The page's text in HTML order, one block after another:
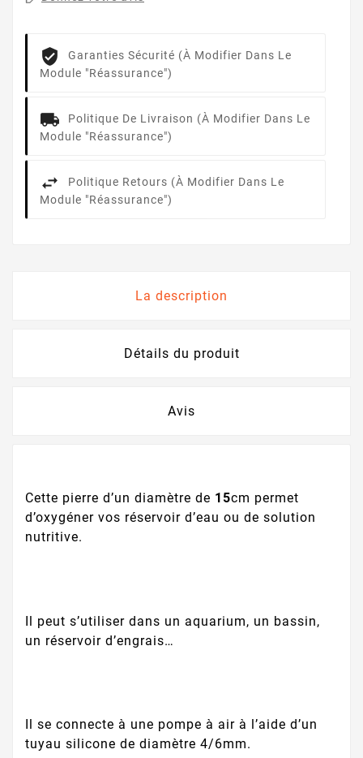
Garanties Sécurité (à Modifier Dans Le
Module "Réassurance")
Politique De Livraison (à Modifier Dans Le
Module "Réassurance")
Politique Retours (à Modifier Dans Le
Module "Réassurance")
La description
Détails du produit
Avis
Cette pierre d’un diamètre de 15cm permet
d’oxygéner vos réservoir d’eau ou de solution
nutritive.
Il peut s’utiliser dans un aquarium, un bassin,
un réservoir d’engrais…
Il se connecte à une pompe à air à l’aide d’un
tuyau silicone de diamètre 4/6mm.